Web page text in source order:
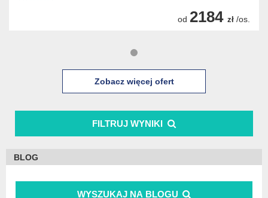
BLOG
WYSZUKAJ NA BLOGU
FILTRUJ WYNIKI
od 2184 zł /os.
Zobacz więcej ofert